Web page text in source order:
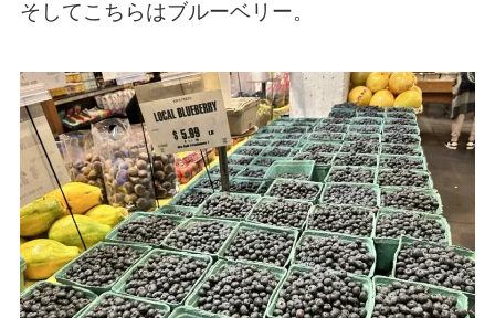
そしてこちらはブルーベリー。